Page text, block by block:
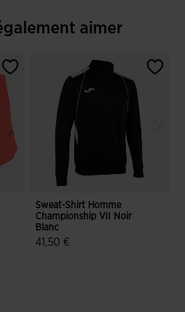
aimer
Sweat-Shirt Homme
Championship VII Noir
Blanc
41,50 €